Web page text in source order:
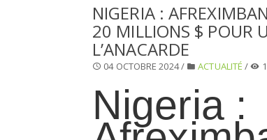
NIGERIA :
20 MILLIONS $ POUR
L’ANACARDE
04 OCTOBRE 2024 / ACTUALITÉ /
Nigeria :